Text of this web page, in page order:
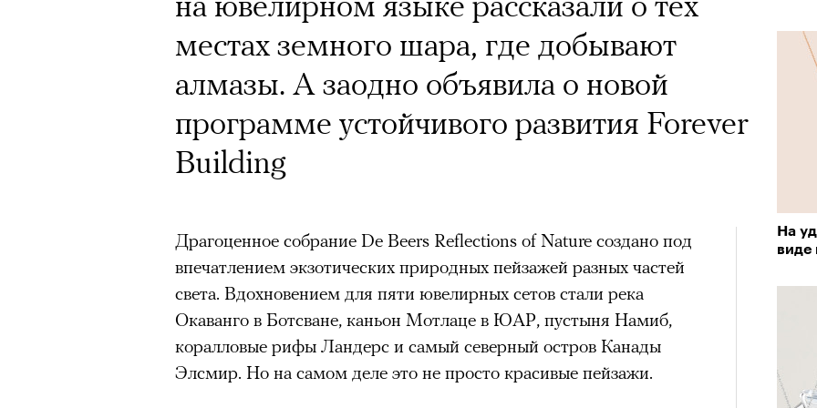
На
виде
местах земного шара, где добывают
алмазы. А заодно объявила о новой
программе устойчивого развития Forever
Building
Драгоценное собрание De Beers Reflections of Nature создано под
впечатлением экзотических природных пейзажей разных частей
света. Вдохновением для пяти ювелирных сетов стали река
Окаванго в Ботсване, каньон Мотлаце в ЮАР, пустыня Намиб,
коралловые рифы Ландерс и самый северный остров Канады
Элсмир. Но на самом деле это не просто красивые пейзажи.
Год назад трагически ушел из жизни
Юрий Бутусов, один из важнейших
режиссеров современности и настоящий
визионер. Театровед Кристина
спектаклях, изменивших язык
российского театра
Чем
футбольной командой, послушать
лекцию Евгении Тимоновой или
пересмотреть «Амели»
«Тед Лассо»
Apple TV, 4 сезон
Третий сезон «Теда Лассо» удачно закрыл историю канзасского
кризис-менеджера в английской футбольной команде, многие
зрители этот финал приняли за окончательное прощание. Но не